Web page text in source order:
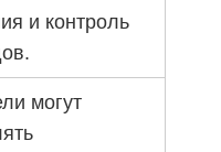
и контроль
могут